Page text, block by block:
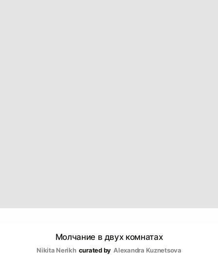
Молчание в двух комнатах
Nikita Nerikh curated by Alexandra Kuznetsova